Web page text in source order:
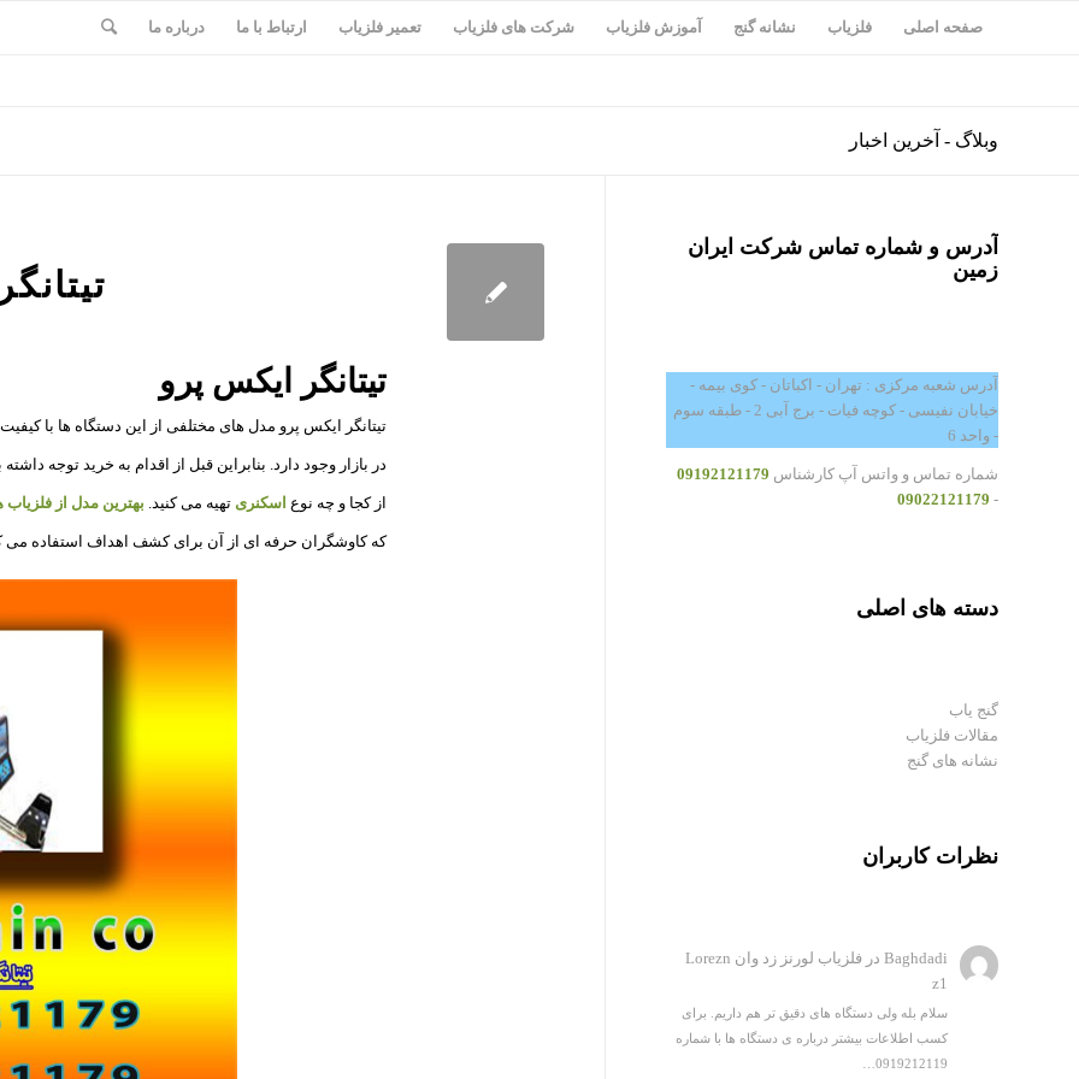
صفحه اصلی فلزیاب نشانه گنج آموزش فلزیاب شرکت های فلزیاب تعمیر فلزیاب ارتباط با ما درباره ما
وبلاگ - آخرین اخبار
تیتانگر ایکس پرو
تیتانگر ایکس پرو مدل های مختلفی از این دستگاه ها با
در بازار وجود دارد. بنابراین قبل از اقدام به خرید توجه داشته
از کجا و چه نوع اسکنری تهیه می کنید. بهترین مدل از
که کاوشگران حرفه ای از آن برای کشف اهداف استفاده می
آدرس و شماره تماس شرکت ایران
زمین
آدرس شعبه مرکزی : تهران - اکباتان - کوی بیمه -
خیابان نفیسی - کوچه فیات - برج آبی 2 - طبقه سوم
- واحد 6
شماره تماس و واتس آپ کارشناس 09192121179
-
09022121179
دسته های اصلی
گنج یاب
مقالات فلزیاب
نشانه های گنج
نظرات کاربران
Baghdadi در
فلزیاب لورنز زد وان Lorezn
z1
سلام بله ولی دستگاه های دقیق تر هم داریم. برای
کسب اطلاعات بیشتر درباره ی دستگاه ها با شماره
0919212119…